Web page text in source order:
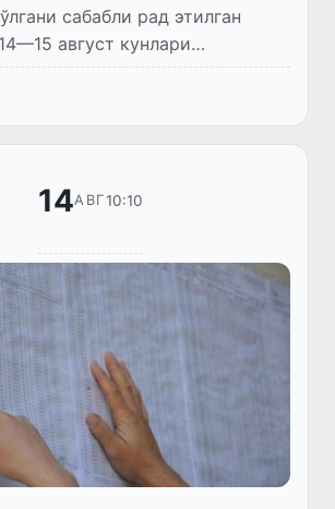
сабабли рад этилган
август кунлари
берилди. Ушбу
таҳрирлашга йўл
камчиликлари бартараф
14АВГ10:10